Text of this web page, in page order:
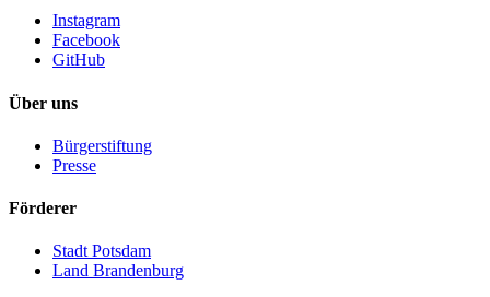
Instagram
Facebook
GitHub
Über uns
Bürgerstiftung
Presse
Förderer
Stadt Potsdam
Land Brandenburg